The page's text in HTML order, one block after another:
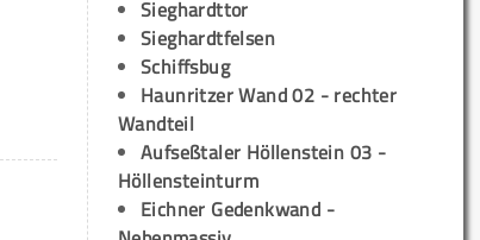
Sieghardttor
Sieghardtfelsen
Schiffsbug
Haunritzer Wand 02 - rechter
Wandteil
Aufseßtaler Höllenstein 03 -
Höllensteinturm
Eichner Gedenkwand -